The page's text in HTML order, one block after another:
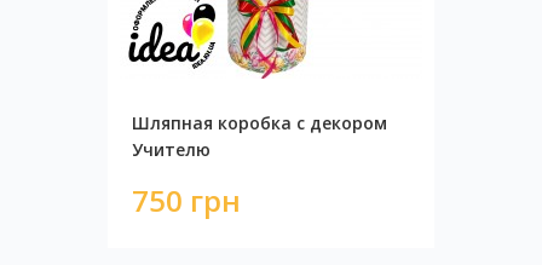
Шляпная коробка с декором
Учителю
750 грн